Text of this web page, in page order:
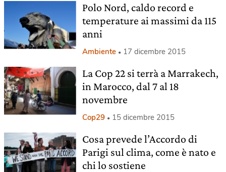
Polo Nord, caldo record e
temperature ai massimi da 115
anni
Ambiente 17 dicembre 2015
La Cop 22 si terrà a Marrakech,
in Marocco, dal 7 al 18
novembre
Cop29 15 dicembre 2015
Cosa prevede l’Accordo di
Parigi sul clima, come è nato e
chi lo sostiene